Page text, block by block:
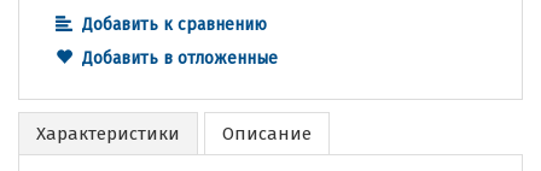
Добавить к сравнению
Добавить в отложенные
Характеристики Описание